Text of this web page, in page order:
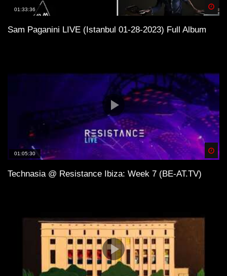
01:33:36
Sam Paganini LIVE (Istanbul 01-28-2023) Full Album
01:05:30
Technasia @ Resistance Ibiza: Week 7 (BE-AT.TV)